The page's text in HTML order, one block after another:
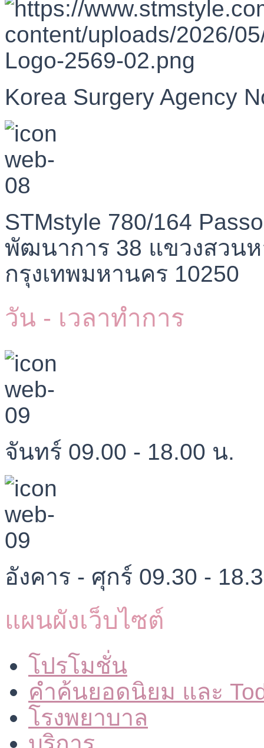
Korea Surgery Agency
STMstyle 780/164
พัฒนาการ 38 แขวงสวน
กรุงเทพมหานคร 10250
วัน - เวลาทำการ
จันทร์ 09.00 - 18.00 น.
อังคาร - ศุกร์ 09.30 -
แผนผังเว็บไซต์
โปรโมชั่น
คำค้นยอดนิยม และ
โรงพยาบาล